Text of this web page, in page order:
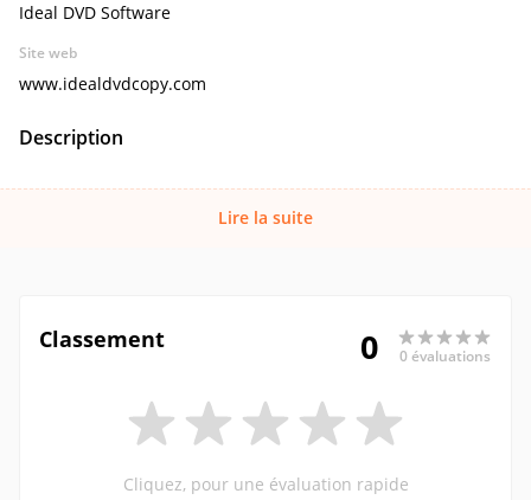
Ideal DVD Software
Site web
www.idealdvdcopy.com
Description
Lire la suite
Classement 0 0 évaluations
Cliquez, pour une évaluation rapide